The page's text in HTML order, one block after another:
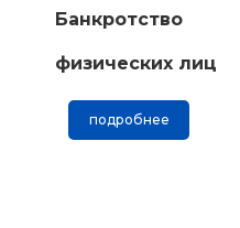
Банкротство
физических лиц
подробнее